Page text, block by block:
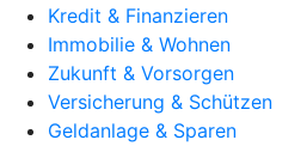
Kredit & Finanzieren
Immobilie & Wohnen
Zukunft & Vorsorgen
Versicherung & Schützen
Geldanlage & Sparen